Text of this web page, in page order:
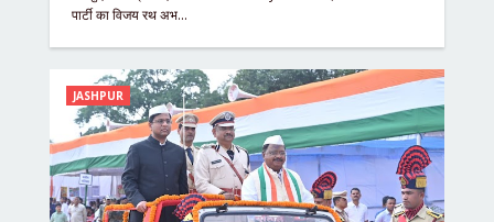
पार्टी का विजय रथ अभ…
JASHPUR